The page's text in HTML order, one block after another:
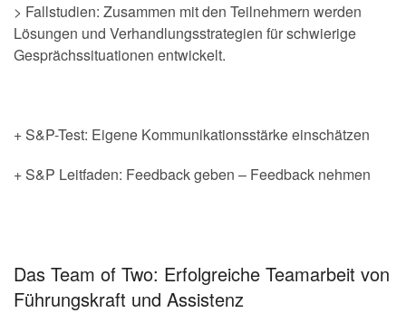
> Fallstudien: Zusammen mit den Teilnehmern werden
Lösungen und Verhandlungsstrategien für schwierige
Gesprächssituationen entwickelt.
+ S&P-Test: Eigene Kommunikationsstärke einschätzen
+ S&P Leitfaden: Feedback geben – Feedback nehmen
Das Team of Two: Erfolgreiche Teamarbeit von
Führungskraft und Assistenz